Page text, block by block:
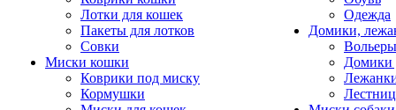
Лотки для кошек
Пакеты для лотков
Совки
Миски кошки
Коврики под миску
Кормушки
Одежда
Домики,
Домики